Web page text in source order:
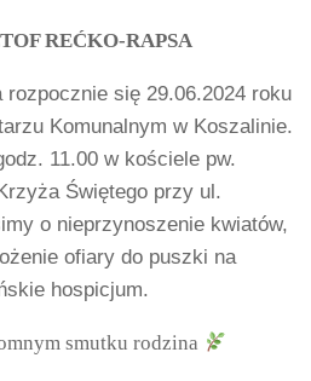
REĆKO-RAPSA
rozpocznie się 29.06.2024 roku
Komunalnym w Koszalinie.
11.00 w kościele pw.
Świętego przy ul.
o nieprzynoszenie kwiatów,
ofiary do puszki na
hospicjum.
smutku rodzina